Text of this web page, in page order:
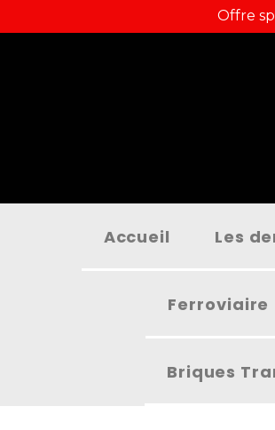
Offre
Accueil Les
Ferroviaire
Briques